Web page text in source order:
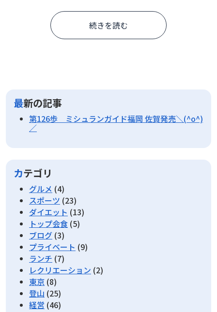
続きを読む
最新の記事
第126歩 ミシュランガイド福岡 佐賀発売＼(^o^)
／
カテゴリ
グルメ (4)
スポーツ (23)
ダイエット (13)
トップ会食 (5)
ブログ (3)
プライベート (9)
ランチ (7)
レクリエーション (2)
東京 (8)
登山 (25)
経営 (46)